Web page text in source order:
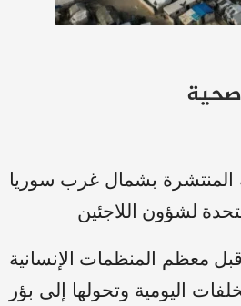
صحية
المنتشرة بشمال غرب سوريا
معظم المنظمات الإنسانية
اليومية وتحولها إلى بؤر